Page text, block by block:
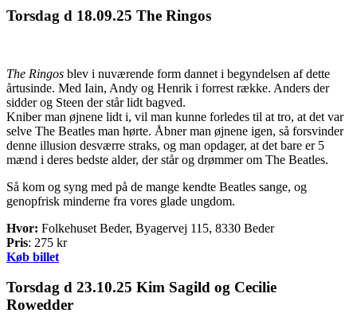
Torsdag d 18.09.25 The Ringos
The Ringos blev i nuværende form dannet i begyndelsen af dette
årtusinde. Med Iain, Andy og Henrik i forrest række. Anders der
sidder og Steen der står lidt bagved.
Kniber man øjnene lidt i, vil man kunne forledes til at tro, at det var
selve The Beatles man hørte. Åbner man øjnene igen, så forsvinder
denne illusion desværre straks, og man opdager, at det bare er 5
mænd i deres bedste alder, der står og drømmer om The Beatles.
Så kom og syng med på de mange kendte Beatles sange, og
genopfrisk minderne fra vores glade ungdom.
Hvor: Folkehuset Beder, Byagervej 115, 8330 Beder
Pris: 275 kr
Køb billet
Torsdag d 23.10.25 Kim Sagild og Cecilie
Rowedder